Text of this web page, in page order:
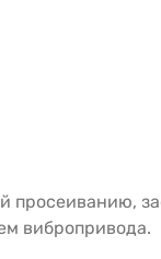
вибропривода.